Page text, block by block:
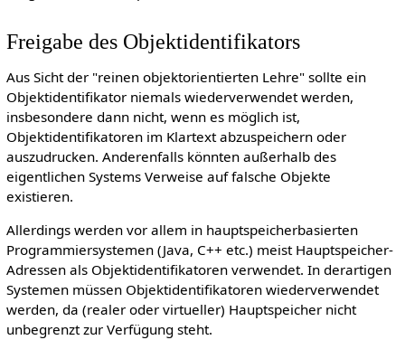
Freigabe des Objektidentifikators
Aus Sicht der "reinen objektorientierten Lehre" sollte ein
Objektidentifikator niemals wiederverwendet werden,
insbesondere dann nicht, wenn es möglich ist,
Objektidentifikatoren im Klartext abzuspeichern oder
auszudrucken. Anderenfalls könnten außerhalb des
eigentlichen Systems Verweise auf falsche Objekte
existieren.
Allerdings werden vor allem in hauptspeicherbasierten
Programmiersystemen (Java, C++ etc.) meist Hauptspeicher-
Adressen als Objektidentifikatoren verwendet. In derartigen
Systemen müssen Objektidentifikatoren wiederverwendet
werden, da (realer oder virtueller) Hauptspeicher nicht
unbegrenzt zur Verfügung steht.